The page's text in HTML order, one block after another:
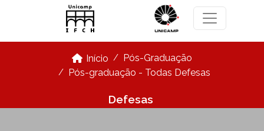
Pular para o conteúdo principal
Início
Pós-Graduação
Pós-graduação - Todas Defesas
Defesas